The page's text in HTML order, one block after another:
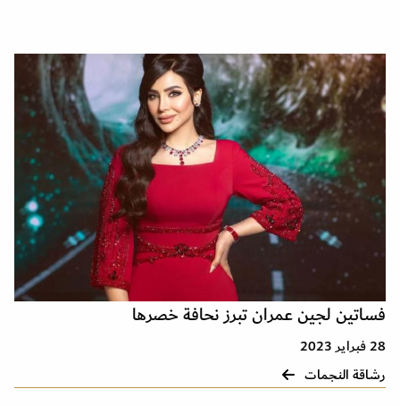
فساتين لجين عمران تبرز نحافة خصرها
28 فبراير 2023
رشاقة النجمات